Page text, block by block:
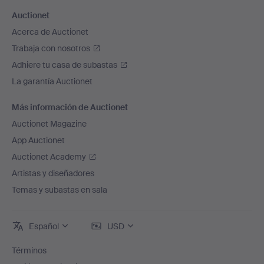
Auctionet
Acerca de Auctionet
Trabaja con nosotros
Adhiere tu casa de subastas
La garantía Auctionet
Más información de Auctionet
Auctionet Magazine
App Auctionet
Auctionet Academy
Artistas y diseñadores
Temas y subastas en sala
Español USD
Términos